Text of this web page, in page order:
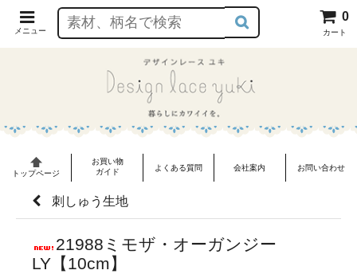
メニュー
0
カート
トップページ
お買い物
ガイド
よくある質問 会社案内 お問い合わせ
刺しゅう生地
21988ミモザ・オーガンジー
LY【10cm】